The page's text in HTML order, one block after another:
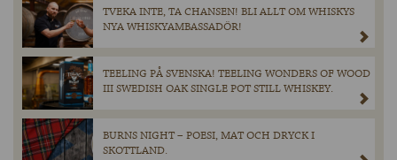
TVEKA INTE, TA CHANSEN! BLI ALLT OM WHISKYS
NYA WHISKYAMBASSADÖR!
TEELING PÅ SVENSKA! TEELING WONDERS OF WOOD
III SWEDISH OAK SINGLE POT STILL WHISKEY.
BURNS NIGHT – POESI, MAT OCH DRYCK I
SKOTTLAND.